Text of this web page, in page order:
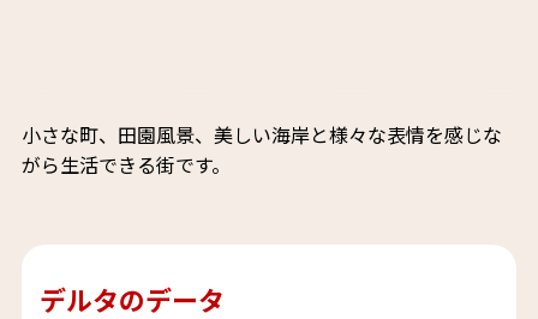
小さな町、田園風景、美しい海岸と様々な表情を感じな
がら生活できる街です。
デルタのデータ